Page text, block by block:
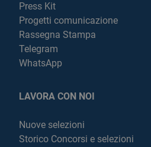
Press Kit
Progetti comunicazione
Rassegna Stampa
Telegram
WhatsApp
LAVORA CON NOI
Nuove selezioni
Storico Concorsi e selezioni